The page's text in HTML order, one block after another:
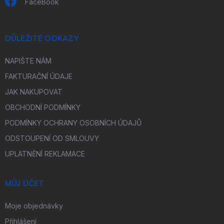
FaceBook
DŮLEŽITÉ ODKAZY
NAPIŠTE NÁM
FAKTURAČNÍ ÚDAJE
JAK NAKUPOVAT
OBCHODNÍ PODMÍNKY
PODMÍNKY OCHRANY OSOBNÍCH ÚDAJŮ
ODSTOUPENÍ OD SMLOUVY
UPLATNĚNÍ REKLAMACE
MŮJ ÚČET
Moje objednávky
Přihlášení